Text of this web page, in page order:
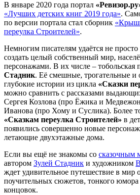
В январе 2020 года портал
«Лучших детских книг 2019 года».
по версии портала стал сборник
переулка Строителей».
Немногим писателям удаётся не просто
создать целый собственный мир,
персонажами. В их числе – тобольская
Стадник. Её смешные, трогательные и
глубокие истории из цикла «Сказки
можно сравнить с рассказами
Сергея Козлова (про Ёжика и
Иванова (про Хому и Суслика). Более
«Сказкам переулка Строителей» в
появились совершенно новые
летающие двухэтажные дома.
Если вы ещё не знакомы со сказочным
автором Зулей Стадник и художником
ждет удивительное путешествие в мир
поучительных сюжетов, тонкого
концовок.